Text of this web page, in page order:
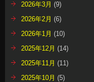
2026年3月 (9)
2026年2月 (6)
2026年1月 (10)
2025年12月 (14)
2025年11月 (11)
2025年10月 (5)